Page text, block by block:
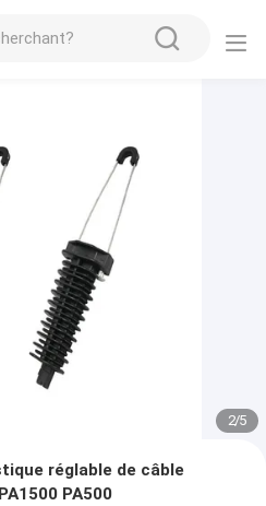
2/5
réglable de câble
PA500